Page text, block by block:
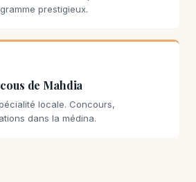
prestigieux.
de Mahdia
locale. Concours,
dans la médina.